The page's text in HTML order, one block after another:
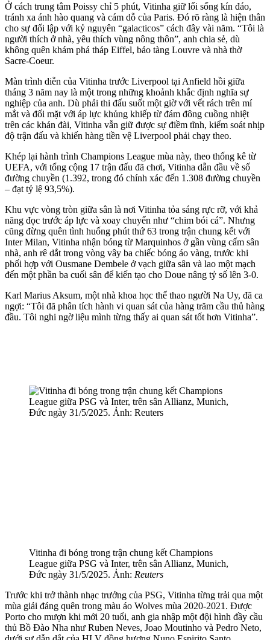
Ở cách trung tâm Poissy chỉ 5 phút, Vitinha giữ lối sống kín đáo,
tránh xa ánh hào quang và cám dỗ của Paris. Đó rõ ràng là hiện thân
cho sự đối lập với kỷ nguyên “galacticos” cách đây vài năm. “Tôi là
người thích ở nhà, yêu thích vùng nông thôn”, anh chia sẻ, dù
không quên khám phá tháp Eiffel, bảo tàng Louvre và nhà thờ
Sacre-Coeur.
Màn trình diễn của Vitinha trước Liverpool tại Anfield hồi giữa
tháng 3 năm nay là một trong những khoảnh khắc định nghĩa sự
nghiệp của anh. Dù phải thi đấu suốt một giờ với vết rách trên mí
mắt và đối mặt với áp lực khủng khiếp từ đám đông cuồng nhiệt
trên các khán đài, Vitinha vẫn giữ được sự điềm tĩnh, kiểm soát nhịp
độ trận đấu và khiến hàng tiền vệ Liverpool phải chạy theo.
Khép lại hành trình Champions League mùa này, theo thống kê từ
UEFA, với tổng cộng 17 trận đấu đã chơi, Vitinha dẫn đầu về số
đường chuyền (1.392, trong đó chính xác đến 1.308 đường chuyền
– đạt tỷ lệ 93,5%).
Khu vực vòng tròn giữa sân là nơi Vitinha tỏa sáng rực rỡ, với khả
năng đọc trước áp lực và xoay chuyển như “chim bói cá”. Nhưng
cũng đừng quên tình huống phút thứ 63 trong trận chung kết với
Inter Milan, Vitinha nhận bóng từ Marquinhos ở gần vùng cấm sân
nhà, anh rê dắt trong vòng vây ba chiếc bóng áo vàng, trước khi
phối hợp với Ousmane Dembele ở vạch giữa sân và lao một mạch
đến một phần ba cuối sân để kiến tạo cho Doue nâng tỷ số lên 3-0.
Karl Marius Aksum, một nhà khoa học thể thao người Na Uy, đã ca
ngợi: “Tôi đã phân tích hành vi quan sát của hàng trăm cầu thủ hàng
đầu. Tôi nghi ngờ liệu mình từng thấy ai quan sát tốt hơn Vitinha”.
Vitinha đi bóng trong trận chung kết Champions
League giữa PSG và Inter, trên sân Allianz, Munich,
Đức ngày 31/5/2025. Ảnh: Reuters
Trước khi trở thành nhạc trưởng của PSG, Vitinha từng trải qua một
mùa giải đáng quên trong màu áo Wolves mùa 2020-2021. Được
Porto cho mượn khi mới 20 tuổi, anh gia nhập một đội hình đầy cầu
thủ Bồ Đào Nha như Ruben Neves, Joao Moutinho và Pedro Neto,